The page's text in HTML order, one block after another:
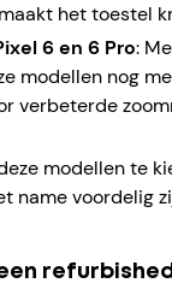
het toestel
6 en 6 Pro:
modellen nog
verbeterde
modellen te
name voordelig